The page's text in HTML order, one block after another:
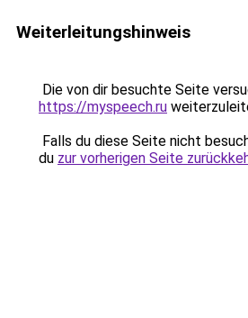
Weiterleitungshinweis
Die von dir besuchte Seite
https://myspeech.ru
Falls du diese Seite nicht
du zur vorherigen Seite